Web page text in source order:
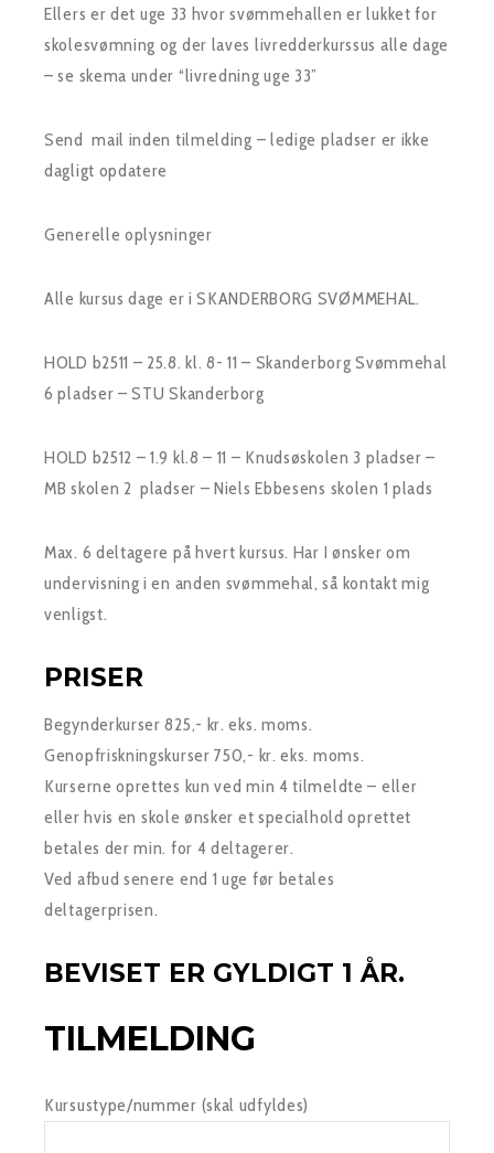
Ellers er det uge 33 hvor svømmehallen er lukket for
skolesvømning og der laves livredderkurssus alle dage
– se skema under “livredning uge 33”
Send mail inden tilmelding – ledige pladser er ikke
dagligt opdatere
Generelle oplysninger
Alle kursus dage er i SKANDERBORG SVØMMEHAL.
HOLD b2511 – 25.8. kl. 8- 11 – Skanderborg Svømmehal
6 pladser – STU Skanderborg
HOLD b2512 – 1.9 kl.8 – 11 – Knudsøskolen 3 pladser –
MB skolen 2 pladser – Niels Ebbesens skolen 1 plads
Max. 6 deltagere på hvert kursus. Har I ønsker om
undervisning i en anden svømmehal, så kontakt mig
venligst.
PRISER
Begynderkurser 825,- kr. eks. moms.
Genopfriskningskurser 750,- kr. eks. moms.
Kurserne oprettes kun ved min 4 tilmeldte – eller
eller hvis en skole ønsker et specialhold oprettet
betales der min. for 4 deltagerer.
Ved afbud senere end 1 uge før betales
deltagerprisen.
BEVISET ER GYLDIGT 1 ÅR.
TILMELDING
Kursustype/nummer (skal udfyldes)